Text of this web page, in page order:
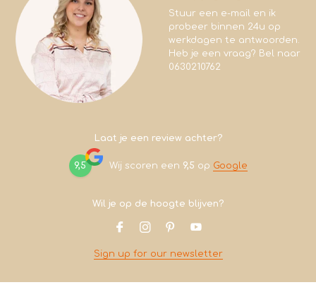
Stuur een e-mail en ik
probeer binnen 24u op
werkdagen te antwoorden.
Heb je een vraag? Bel naar
0630210762
Laat je een review achter?
9,5 Wij scoren een 9,5 op Google
Wil je op de hoogte blijven?
Sign up for our newsletter